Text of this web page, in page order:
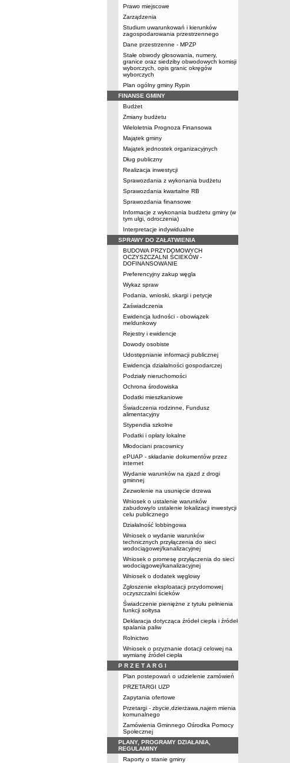
Prawo miejscowe
Zarządzenia
Studium uwarunkowań i kierunków
zagospodarowania przestrzennego
Dane przestrzenne - MPZP
Stałe obwody głosowania, numery,
granice oraz siedziby obwodowych komisji
wyborczych, opis granic okręgów
wyborczych
Plan ogólny gminy Rypin
FINANSE GMINY
Budżet
Zmiany budżetu
Wieloletnia Prognoza Finansowa
Majątek gminy
Majątek jednostek organizacyjnych
Dług publiczny
Realizacja inwestycji
Sprawozdania z wykonania budżetu
Sprawozdania kwartalne RB
Sprawozdania finansowe
Informacje z wykonania budżetu gminy (w
tym ulgi, odroczenia)
Interpretacje indywidualne
SPRAWY DO ZAŁATWIENIA
BUDOWA PRZYDOMOWYCH
OCZYSZCZALNI ŚCIEKÓW -
DOFINANSOWANIE
Preferencyjny zakup węgla
Wykaz spraw
Podania, wnioski, skargi i petycje
Zaświadczenia
Ewidencja ludności - obowiązek
meldunkowy
Rejestry i ewidencje
Dowody osobiste
Udostępnianie informacji publicznej
Ewidencja działalności gospodarczej
Podziały nieruchomości
Ochrona środowiska
Dodatki mieszkaniowe
Świadczenia rodzinne, Fundusz
alimentacyjny
Stypendia szkolne
Podatki i opłaty lokalne
Młodociani pracownicy
ePUAP - składanie dokumentów przez
internet
Wydanie warunków na zjazd z drogi
gminnej
Zezwolenie na usunięcie drzewa
Wniosek o ustalenie warunków
zabudowy/o ustalenie lokalizacji inwestycji
celu publicznego
Działalność lobbingowa
Wniosek o wydanie warunków
technicznych przyłączenia do sieci
wodociągowej/kanalizacyjnej
Wniosek o promesę przyłączenia do sieci
wodociągowej/kanalizacyjnej
Wniosek o dodatek węglowy
Zgłoszenie eksploatacji przydomowej
oczyszczalni ścieków
Świadczenie pieniężne z tytułu pełnienia
funkcji sołtysa
Deklaracja dotycząca źródeł ciepła i źródeł
spalania paliw
Rolnictwo
Wniosek o przyznanie dotacji celowej na
wymianę źródeł ciepła
P R Z E T A R G I
Plan postepowań o udzielenie zamówień
PRZETARGI UZP
Zapytania ofertowe
Przetargi - zbycie,dzierżawa,najem mienia
komunalnego
Zamówienia Gminnego Ośrodka Pomocy
Społecznej
PLANY, PROGRAMY DZIAŁANIA,
REGULAMINY
Raporty o stanie gminy